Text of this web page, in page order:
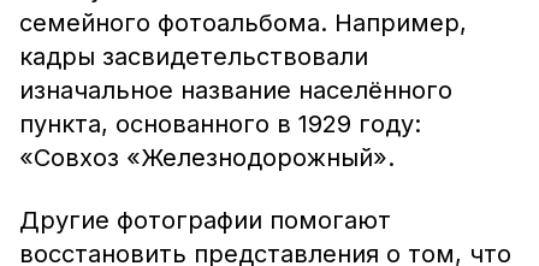
семейного фотоальбома. Например,
кадры засвидетельствовали
изначальное название населённого
пункта, основанного в 1929 году:
«Совхоз «Железнодорожный».
Другие фотографии помогают
восстановить представления о том, что